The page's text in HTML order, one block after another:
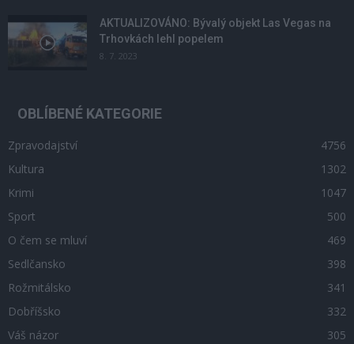
AKTUALIZOVÁNO: Bývalý objekt Las Vegas na
Trhovkách lehl popelem
8. 7. 2023
OBLÍBENÉ KATEGORIE
Zpravodajství
4756
Kultura
1302
Krimi
1047
Sport
500
O čem se mluví
469
Sedlčansko
398
Rožmitálsko
341
Dobříšsko
332
Váš názor
305